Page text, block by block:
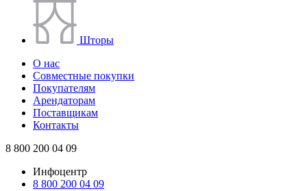
Шторы
О нас
Совместные покупки
Покупателям
Арендаторам
Поставщикам
Контакты
8 800 200 04 09
Инфоцентр
8 800 200 04 09